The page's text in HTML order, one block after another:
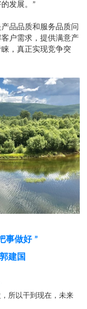
发展。 ”
品品质和服务品质问
户需求，提供满意产
，真正实现竞争突
事做好 ”
建国
所以干到现在，未来